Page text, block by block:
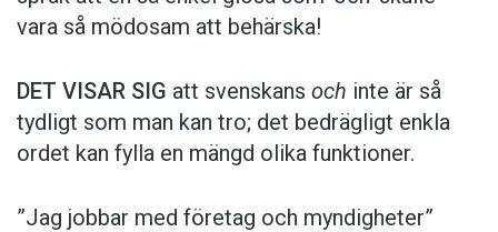
vara så mödosam att behärska!
DET VISAR SIG att svenskans och inte är så
tydligt som man kan tro; det bedrägligt enkla
ordet kan fylla en mängd olika funktioner.
”Jag jobbar med företag och myndigheter”